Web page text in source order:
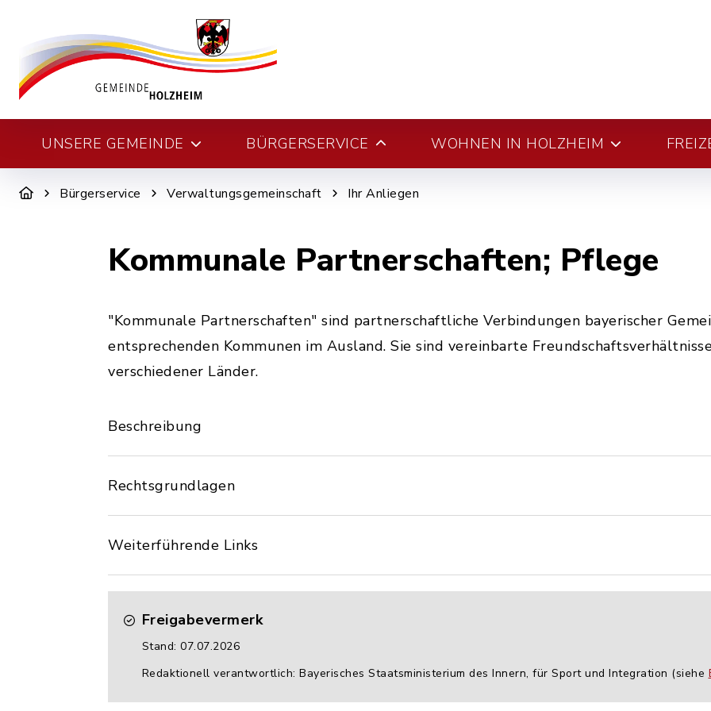
UNSERE GEMEINDE BÜRGERSERVICE WOHNEN IN HOLZHEIM
Bürgerservice Verwaltungsgemeinschaft Ihr Anliegen
Kommunale Partnerschaften; Pflege
"Kommunale Partnerschaften" sind partnerschaftliche Verbindungen bayerischer
entsprechenden Kommunen im Ausland. Sie sind vereinbarte
verschiedener Länder.
Beschreibung
Rechtsgrundlagen
Weiterführende Links
Freigabevermerk
Stand: 07.07.2026
Redaktionell verantwortlich: Bayerisches Staatsministerium des Innern, für Sport und Integration (siehe